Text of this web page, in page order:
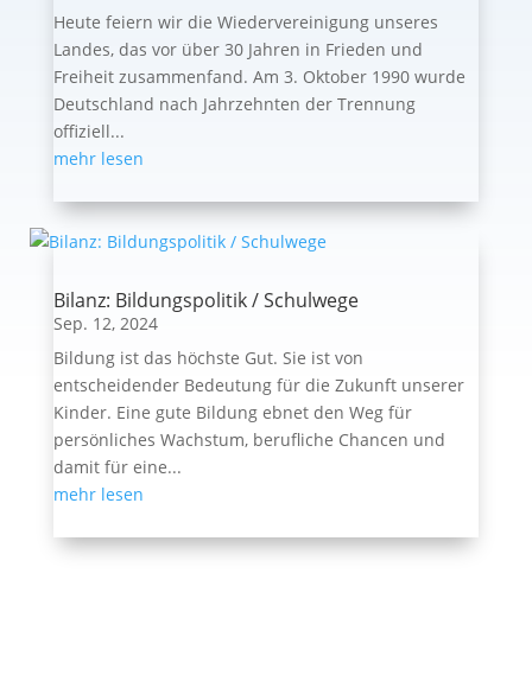
Heute feiern wir die Wiedervereinigung unseres
Landes, das vor über 30 Jahren in Frieden und
Freiheit zusammenfand. Am 3. Oktober 1990 wurde
Deutschland nach Jahrzehnten der Trennung
offiziell...
mehr lesen
Bilanz: Bildungspolitik / Schulwege
Sep. 12, 2024
Bildung ist das höchste Gut. Sie ist von
entscheidender Bedeutung für die Zukunft unserer
Kinder. Eine gute Bildung ebnet den Weg für
persönliches Wachstum, berufliche Chancen und
damit für eine...
mehr lesen